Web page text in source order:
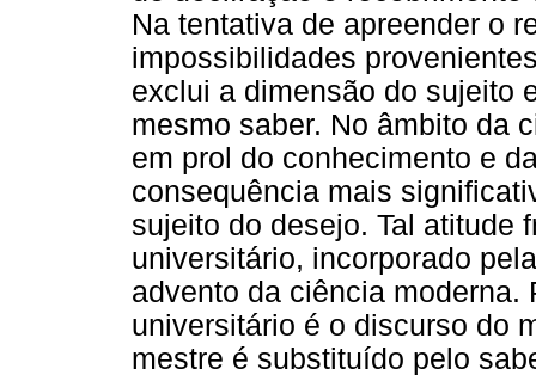
Na tentativa de apreender o
impossibilidades
exclui a dimensão do sujeito
mesmo saber. No âmbito da
em prol do conhecimento e
consequência mais
sujeito do desejo. Tal atitude
universitário, incorporado
advento da ciência moderna.
universitário é o discurso do
mestre é substituído pelo